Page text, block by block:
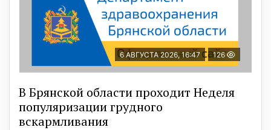
6 АВГУСТА 2026, 16:47 126
В Брянской области проходит Неделя
популяризации грудного
вскармливания